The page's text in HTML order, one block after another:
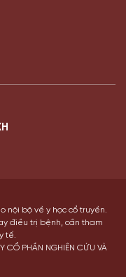
nội bộ về y học cổ truyền.
điều trị bệnh, cần tham
tế.
PHẦN NGHIÊN CỨU VÀ